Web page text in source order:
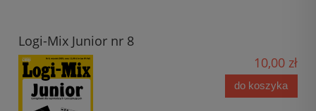
Logi-Mix Junior nr 8
10,00 zł
do koszyka